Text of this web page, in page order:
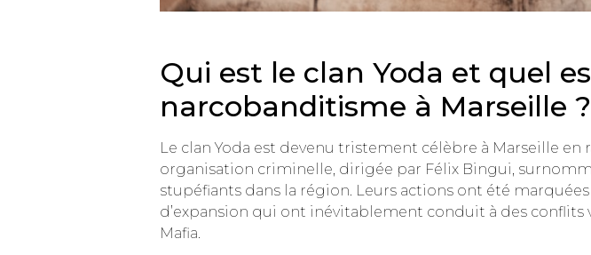
Qui est le clan Yoda et quel
narcobanditisme à Marseille ?
Le clan Yoda est devenu tristement célèbre à Marseille
organisation criminelle, dirigée par Félix Bingui,
stupéfiants dans la région. Leurs actions ont été
d’expansion qui ont inévitablement conduit à des conflits
Mafia.